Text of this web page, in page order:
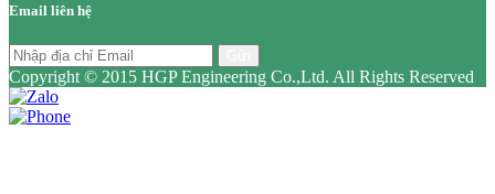
Email liên hệ
Copyright © 2015 HGP Engineering Co.,Ltd. All Rights Reserved